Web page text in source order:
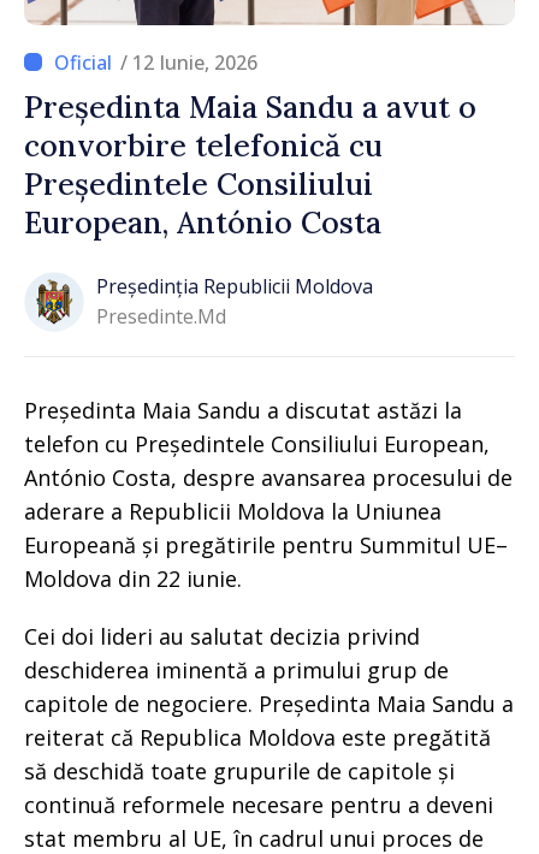
/ 12 Iunie, 2026
Președinta Maia Sandu a avut o
convorbire telefonică cu
Președintele Consiliului
European, António Costa
Președinția Republicii Moldova
Presedinte.md
Președinta Maia Sandu a discutat astăzi la
telefon cu Președintele Consiliului European,
António Costa, despre avansarea procesului de
aderare a Republicii Moldova la Uniunea
Europeană și pregătirile pentru Summitul UE–
Moldova din 22 iunie.
Cei doi lideri au salutat decizia privind
deschiderea iminentă a primului grup de
capitole de negociere. Președinta Maia Sandu a
reiterat că Republica Moldova este pregătită
să deschidă toate grupurile de capitole și
continuă reformele necesare pentru a deveni
stat membru al UE, în cadrul unui proces de